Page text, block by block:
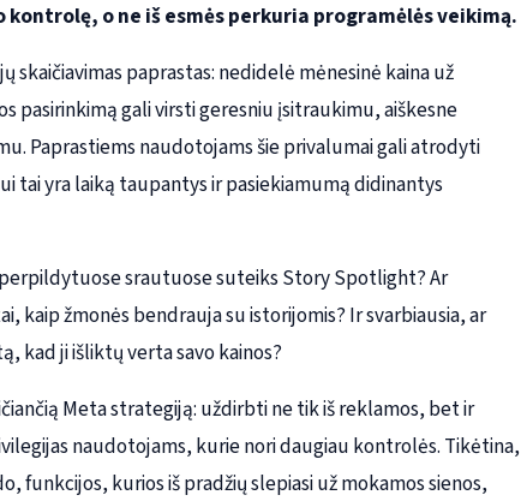
o ne iš esmės perkuria programėlės veikimą.
paprastas: nedidelė mėnesinė kaina už
pasirinkimą gali virsti geresniu įsitraukimu, aiškesne
Paprastiems naudotojams šie privalumai gali atrodyti
tai yra laiką taupantys ir pasiekiamumą didinantys
srautuose suteiks Story Spotlight? Ar
kaip žmonės bendrauja su istorijomis? Ir svarbiausia, ar
kad ji išliktų verta savo kainos?
Meta strategiją: uždirbti ne tik iš reklamos, bet ir
naudotojams, kurie nori daugiau kontrolės. Tikėtina,
funkcijos, kurios iš pradžių slepiasi už mokamos sienos,